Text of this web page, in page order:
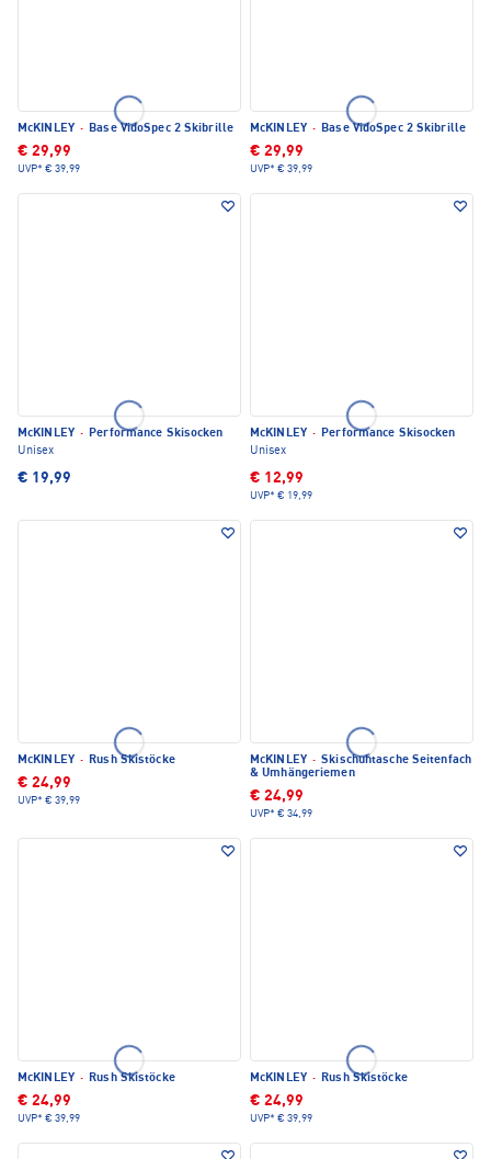
McKINLEY · Base VidoSpec 2 Skibrille
€ 29,99
UVP* € 39,99
McKINLEY · Base VidoSpec 2 Skibrille
€ 29,99
UVP* € 39,99
McKINLEY · Performance Skisocken
Unisex
€ 19,99
McKINLEY · Performance Skisocken
Unisex
€ 12,99
UVP* € 19,99
McKINLEY · Rush Skistöcke
€ 24,99
UVP* € 39,99
McKINLEY · Skischuhtasche Seitenfach
& Umhängeriemen
€ 24,99
UVP* € 34,99
McKINLEY · Rush Skistöcke
€ 24,99
UVP* € 39,99
McKINLEY · Rush Skistöcke
€ 24,99
UVP* € 39,99